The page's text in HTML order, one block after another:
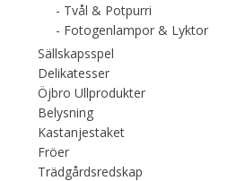
Tvål & Potpurri
Fotogenlampor & Lyktor
Sällskapsspel
Delikatesser
Öjbro Ullprodukter
Belysning
Kastanjestaket
Fröer
Trädgårdsredskap